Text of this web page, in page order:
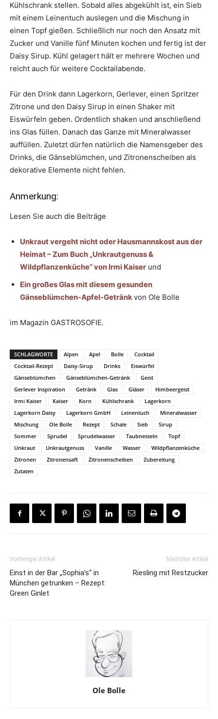
Kühlschrank stellen. Sobald alles abgekühlt ist, ein Sieb
mit einem Leinentuch auslegen und die Mischung in
einen Topf gießen. Schließlich nur noch den Ansatz mit
Zucker und Vanille fünf Minuten kochen und fertig ist der
Daisy Sirup. Kühl gelagert hält er mehrere Wochen und
reicht auch für weitere Cocktailabende.
Für den Drink dann Lagerkorn, Gerlever, einen Spritzer
Zitrone und den Daisy Sirup in einen Shaker mit
Eiswürfeln geben. Ordentlich shaken und anschließend
ins Glas füllen. Danach das Ganze mit Mineralwasser
auffüllen. Zuletzt dürfen natürlich die Namensgeber des
Drinks, die Gänseblümchen, und Zitronenscheiben als
dekorative Elemente nicht fehlen.
Anmerkung:
Lesen Sie auch die Beiträge
Unkraut vergeht nicht oder Hausmannskost aus der
Heimat – Zum Buch „Unkrautgenuss &
Wildpflanzenküche“ von Irmi Kaiser und
Ein großes Glas mit diesem gesunden
Gänseblümchen-Apfel-Getränkvon Ole Bolle
im Magazin GASTROSOFIE.
SCHLAGWORTE Alpen Apel Bolle
Cocktail
Cocktail-Rezept
Daisy-Sirup Drinks
Eiswürfel
Gänseblümchen
Gänseblümchen-Getränk
Geist
Gerlever Inspiration
Getränk Glas Gläser
Himbeergeist
Irmi Kaiser
Kaiser Korn Kühlschrank
Lagerkorn
Lagerkorn Daisy
Lagerkorn GmbH Leinentuch
Mineralwasser
Mischung
Ole Bolle Rezept Schale Sieb
Sirup
Sommer
Sprudel Sprudelwasser Taubnesseln
Topf
Unkraut
Unkrautgenuss Vanille Wasser
Wildpflanzenküche
Zitronen
Zitronensaft Zitronenscheiben
Zubereitung
Zutaten
Vorheriger Artikel
Einst in der Bar „Sophia’s“ in
München getrunken – Rezept:
Green Ginlet
Nächster Artikel
Riesling mit Restzucker
Ole Bolle